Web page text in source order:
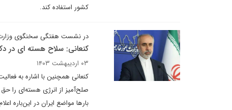
کشور استفاده کند.
در نشست هفتگی سخنگوی وزارت
کنعانی: سلاح هسته ای در
۰۳ اردیبهشت ۱۴۰۳
کنعانی همچنین با اشاره به
صلح‌آمیز از انرژی هسته‌ای را
بارها مواضع ایران در این‌باره